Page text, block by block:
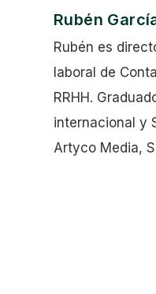
Rubén
Rubén es
laboral de
RRHH.
internacional y
Artyco Media,